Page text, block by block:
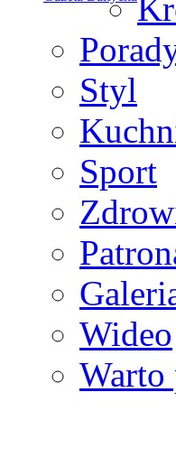
Styl
Sport
Wideo
Warto